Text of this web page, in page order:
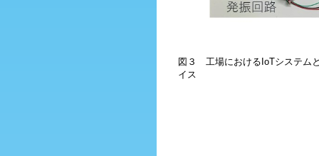
図３ 工場におけるIoTシステム
イス